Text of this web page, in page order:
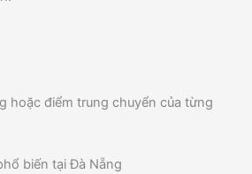
hoặc điểm trung chuyển của từng
biến tại Đà Nẵng